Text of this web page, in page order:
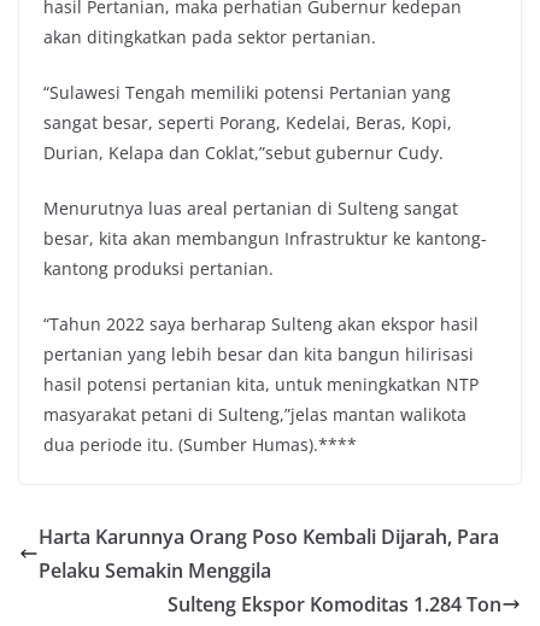
hasil Pertanian, maka perhatian Gubernur kedepan
akan ditingkatkan pada sektor pertanian.
“Sulawesi Tengah memiliki potensi Pertanian yang
sangat besar, seperti Porang, Kedelai, Beras, Kopi,
Durian, Kelapa dan Coklat,”sebut gubernur Cudy.
Menurutnya luas areal pertanian di Sulteng sangat
besar, kita akan membangun Infrastruktur ke kantong-
kantong produksi pertanian.
“Tahun 2022 saya berharap Sulteng akan ekspor hasil
pertanian yang lebih besar dan kita bangun hilirisasi
hasil potensi pertanian kita, untuk meningkatkan NTP
masyarakat petani di Sulteng,”jelas mantan walikota
dua periode itu. (Sumber Humas).****
Harta Karunnya Orang Poso Kembali Dijarah, Para
Pelaku Semakin Menggila
Sulteng Ekspor Komoditas 1.284 Ton